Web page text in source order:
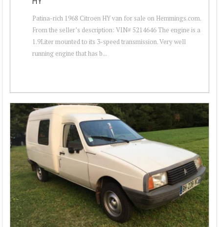
Patina-rich 1968 Citroen HY van for sale on Hemmings.com.
From the seller’s description: VIN# 5214646 The engine is a
1.9Liter mounted to its 3-speed transmission. Very well
running engine that has b...